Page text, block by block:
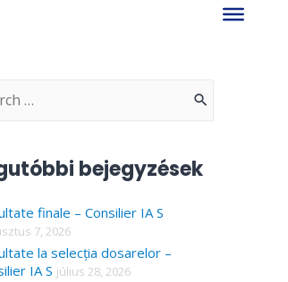
bejegyzések
finale – Consilier IA S
7, 2026
la selecția dosarelor –
IA S július 28, 2026